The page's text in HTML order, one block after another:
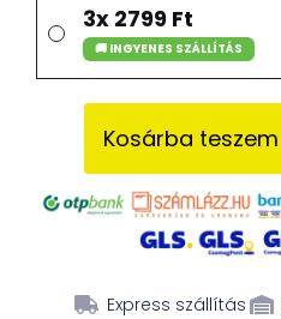
3x 2799 Ft
🚚 INGYENES SZÁLLÍTÁS
Kosárba teszem
Express szállítás